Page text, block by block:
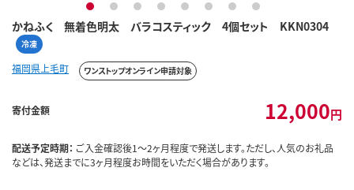
かねふく 無着色明太 バラコスティック 4個セット KKN0304
冷凍
1 2 3 4 5 6 7 8
福岡県上毛町 ワンストップオンライン申請対象
寄付金額 12,000円
配送予定時期： ご入金確認後1～2ヶ月程度で発送します。ただし、人気のお礼品
などは、発送までに3ヶ月程度お時間をいただく場合があります。